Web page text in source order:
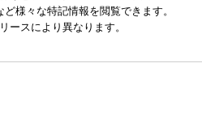
様々な特記情報を閲覧できます。
ースにより異なります。